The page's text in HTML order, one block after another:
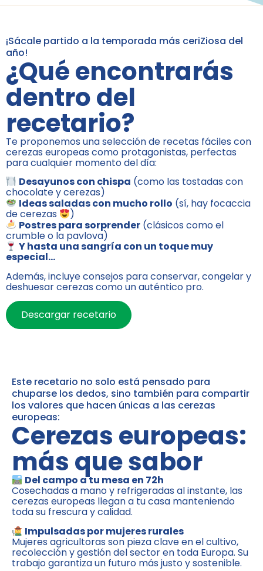
¡Sácale partido a la temporada más ceriZiosa del
año!
¿Qué encontrarás
dentro del
recetario?
Te proponemos una selección de recetas fáciles con
cerezas europeas como protagonistas, perfectas
para cualquier momento del día:
Desayunos con chispa (como las tostadas con
chocolate y cerezas)
Ideas saladas con mucho rollo (sí, hay focaccia
de cerezas
)
Postres para sorprender (clásicos como el
crumble o la pavlova)
Y hasta una sangría con un toque muy
especial…
Además, incluye consejos para conservar, congelar y
deshuesar cerezas como un auténtico pro.
Descargar recetario
Este recetario no solo está pensado para
chuparse los dedos, sino también para compartir
los valores que hacen únicas a las cerezas
europeas:
Cerezas europeas:
más que sabor
Del campo a tu mesa en 72h
Cosechadas a mano y refrigeradas al instante, las
cerezas europeas llegan a tu casa manteniendo
toda su frescura y calidad.
Impulsadas por mujeres rurales
Mujeres agricultoras son pieza clave en el cultivo,
recolección y gestión del sector en toda Europa. Su
trabajo garantiza un futuro más justo y sostenible.